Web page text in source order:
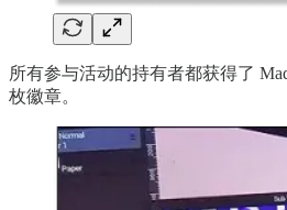
所有参与活动的持有者都获得了
枚徽章。